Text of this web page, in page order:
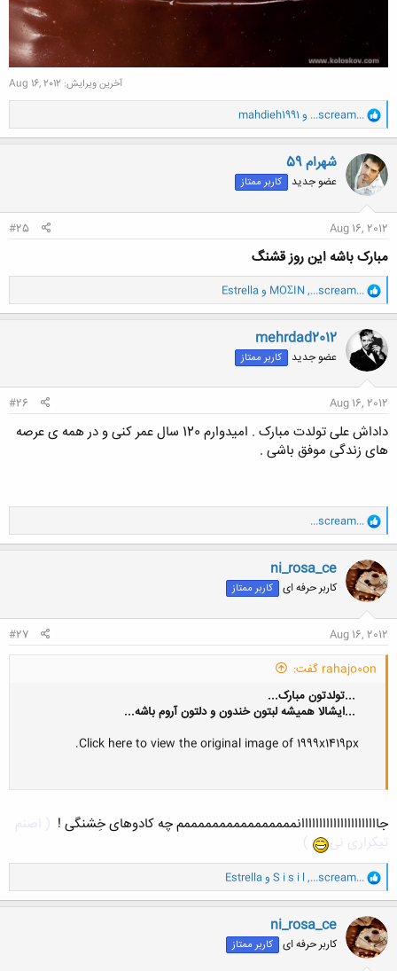
آخرین ویرایش: Aug 16, 2012
و
ا
ک
ن
ش
ه
ا
...scream... وmahdieh1991
شهرام 59
عضو جدید کاربر ممتاز
Aug 16, 2012
#25
مبارک باشه این روز قشنگ
ا
ک
ن
ش
ه
ا
...scream...
,
MOΣIN و Estrella
mehrdad2012
عضو جدید کاربر ممتاز
Aug 16, 2012
#26
داداش علی تولدت مبارک . امیدوارم 120 سال عمر کنی و در همه ی عرصه
های زندگی موفق باشی .
و
ا
ک
ن
ش
ه
ا
...scream...
ni_rosa_ce
کاربر حرفه ای کاربر ممتاز
Aug 16, 2012
#27
rahajo0on گفت:
...تولدتون مبارک...
...ایشالا همیشه لبتون خندون و دلتون آروم باشه...
Click here to view the original image of 1999x1419px.
جاااااااااااااااااااااانممممممممممممممممم چه کادوهای خِشنگی ! ( اصنم
تیکراری نی
)
و
ا
ک
ن
ش
ه
ا
...scream...
,
S i s i l وEstrella
ni_rosa_ce
کاربر حرفه ای کاربر ممتاز